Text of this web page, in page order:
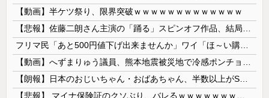
【動画】半ケツ祭り、限界突破ｗｗｗｗｗｗｗｗｗｗｗｗｗ